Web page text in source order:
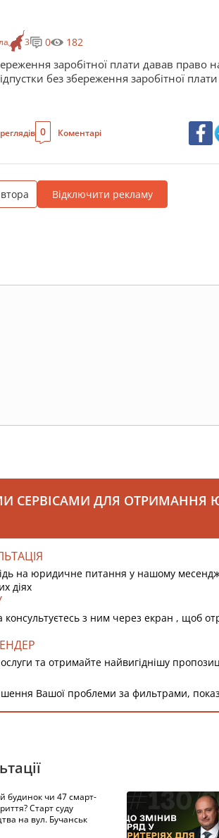
3 0 182
заробітної плати давав право
без збереження заробітної
0 Коментарі
Відключити рекламу
СЕРВІСАМИ ДЛЯ ОТРИМАННЯ
на юридичне питання у нашому
діях
консультуєтесь з ним через екран , щоб
та отримайте найвигіднішу
Вашої проблеми за фильтрами,
будинок чи 47 смарт-
Старт суду
на вул. Бучанськ